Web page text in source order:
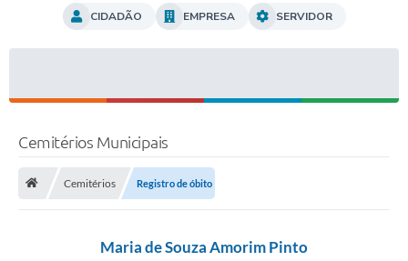
CIDADÃO EMPRESA SERVIDOR
Cemitérios Municipais
Cemitérios Registro de óbito
Maria de Souza Amorim Pinto